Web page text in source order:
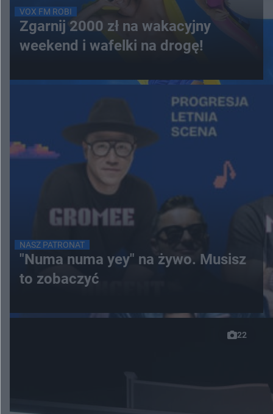
VOX FM ROBI
Zgarnij 2000 zł na wakacyjny
weekend i wafelki na drogę!
NASZ PATRONAT
"Numa numa yey" na żywo. Musisz
to zobaczyć
22